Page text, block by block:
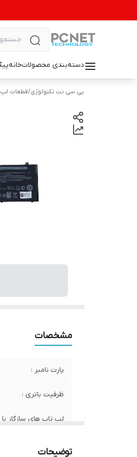
دسته‌بندی محصولاتخانه
پی سی نت تکنولوژی/قطعات
مشخصات
پارت نامبر :
ظرفیت باتری :
لپ تاپ های سازگار با
توضیحات